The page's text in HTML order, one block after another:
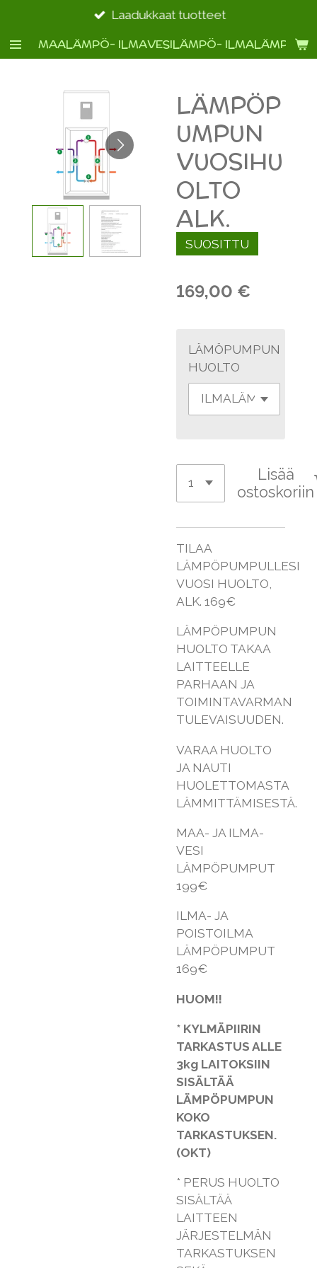
MAALÄMPÖ- ILMAVESILÄMPÖ- ILMALÄMPÖ-
Laadukkaat tuotteet
LÄMPÖP
UMPUN
VUOSIHU
OLTO
ALK.
SUOSITTU
169,00 €
LÄMÖPUMPUN
HUOLTO
Lisää
ostoskoriin
TILAA
LÄMPÖPUMPULLESI
VUOSI HUOLTO,
ALK. 169€
LÄMPÖPUMPUN
HUOLTO TAKAA
LAITTEELLE
PARHAAN JA
TOIMINTAVARMAN
TULEVAISUUDEN.
VARAA HUOLTO
JA NAUTI
HUOLETTOMASTA
LÄMMITTÄMISESTÄ.
MAA- JA ILMA-
VESI
LÄMPÖPUMPUT
199€
ILMA- JA
POISTOILMA
LÄMPÖPUMPUT
169€
HUOM!!
* KYLMÄPIIRIN
TARKASTUS ALLE
3kg LAITOKSIIN
SISÄLTÄÄ
LÄMPÖPUMPUN
KOKO
TARKASTUKSEN.
(OKT)
* PERUS HUOLTO
SISÄLTÄÄ
LAITTEEN
JÄRJESTELMÄN
TARKASTUKSEN